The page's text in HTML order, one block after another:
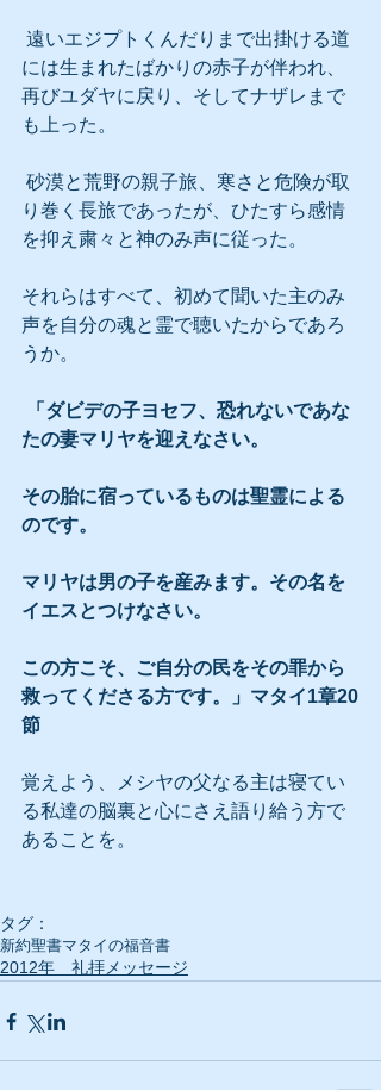
には生まれたばかりの赤子が伴われ、
再びユダヤに戻り、そしてナザレまで
も上った。
り巻く長旅であったが、ひたすら感情
を抑え粛々と神のみ声に従った。
それらはすべて、初めて聞いた主のみ
声を自分の魂と霊で聴いたからであろ
うか。
「ダビデの子ヨセフ、恐れないであな
たの妻マリヤを迎えなさい。
その胎に宿っているものは聖霊による
のです。
マリヤは男の子を産みます。その名を
イエスとつけなさい。
この方こそ、ご自分の民をその罪から
救ってくださる方です。」マタイ1章20
節
覚えよう、メシヤの父なる主は寝てい
る私達の脳裏と心にさえ語り給う方で
あることを。
タグ：
新約聖書マタイの福音書
2012年 礼拝メッセージ